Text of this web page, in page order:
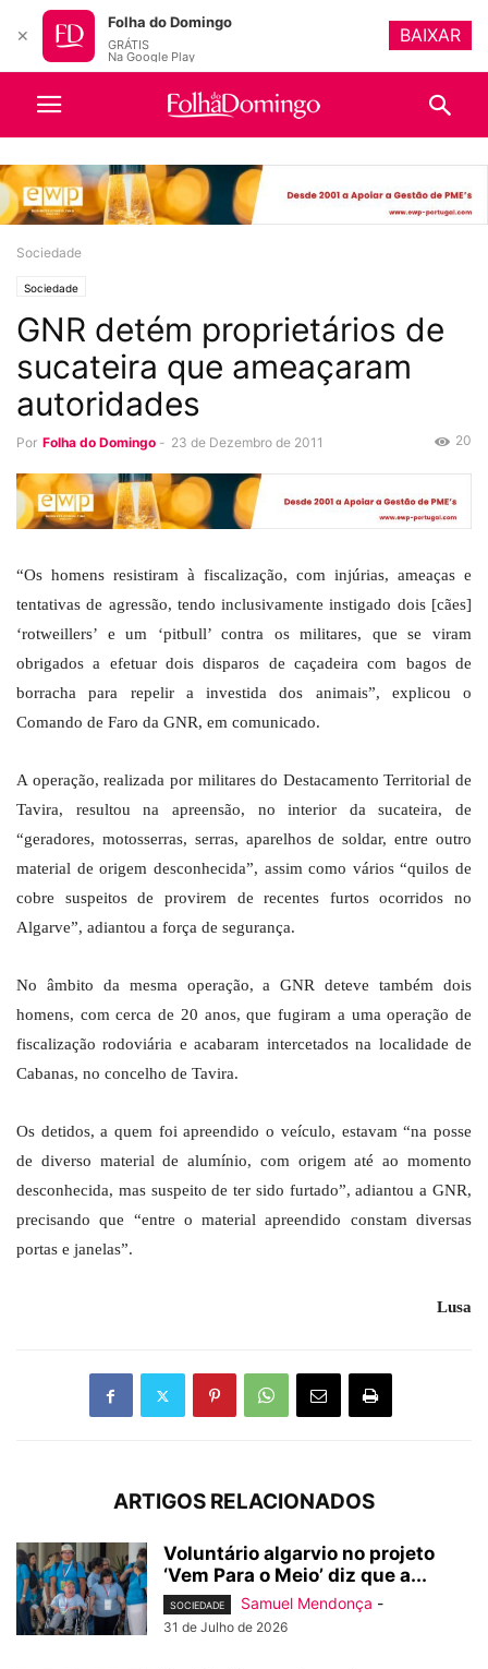
Sociedade
Sociedade
GNR detém proprietários de
sucateira que ameaçaram
autoridades
Por Folha do Domingo - 23 de Dezembro de 2011 20
“Os homens resistiram à fiscalização, com injúrias, ameaças e
tentativas de agressão, tendo inclusivamente instigado dois [cães]
‘rotweillers’ e um ‘pitbull’ contra os militares, que se viram
obrigados a efetuar dois disparos de caçadeira com bagos de
borracha para repelir a investida dos animais”, explicou o
Comando de Faro da GNR, em comunicado.
A operação, realizada por militares do Destacamento Territorial de
Tavira, resultou na apreensão, no interior da sucateira, de
“geradores, motosserras, serras, aparelhos de soldar, entre outro
material de origem desconhecida”, assim como vários “quilos de
cobre suspeitos de provirem de recentes furtos ocorridos no
Algarve”, adiantou a força de segurança.
No âmbito da mesma operação, a GNR deteve também dois
homens, com cerca de 20 anos, que fugiram a uma operação de
fiscalização rodoviária e acabaram intercetados na localidade de
Cabanas, no concelho de Tavira.
Os detidos, a quem foi apreendido o veículo, estavam “na posse
de diverso material de alumínio, com origem até ao momento
desconhecida, mas suspeito de ter sido furtado”, adiantou a GNR,
precisando que “entre o material apreendido constam diversas
portas e janelas”.
Lusa
ARTIGOS RELACIONADOS
Voluntário algarvio no projeto
‘Vem Para o Meio’ diz que a...
SOCIEDADE Samuel Mendonça -
31 de Julho de 2026
✕
Folha do Domingo
GRÁTIS
Na Google Play
BAIXAR